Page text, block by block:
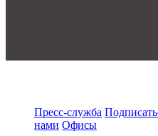
Пресс-служба
нами Офисы